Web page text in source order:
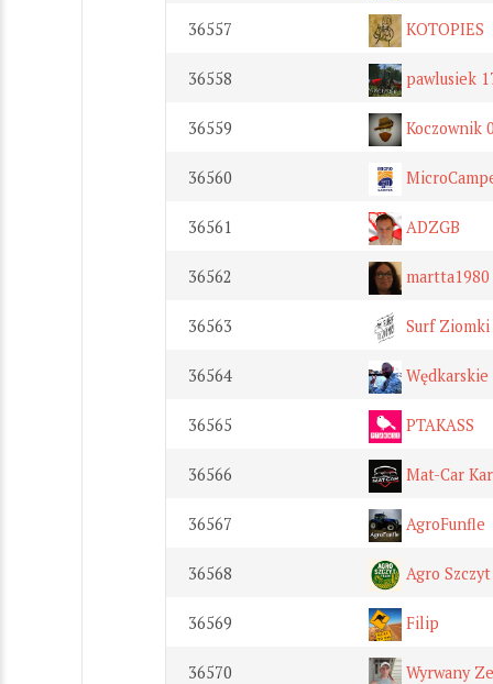
36557 KOTOPIES
36558 pawlusiek
36559 Koczownik
36560
36561 ADZGB
36562 martta1980
36563 Surf Ziomki
36564
36565 PTAKASS
36566 Mat-Car
36567 AgroFunfle
36568 Agro
36569 Filip
36570 Wyrwany